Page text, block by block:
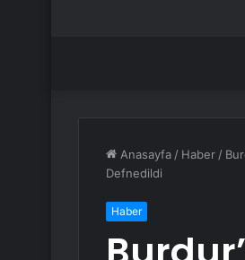
Anasayfa / Haber /
Defnedildi
Haber